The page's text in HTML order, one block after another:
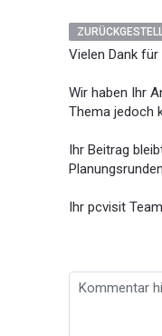
Vielen Dank für
Wir haben Ihr
Thema jedoch
Ihr Beitrag
Ihr pcvisit Team
Kommentar